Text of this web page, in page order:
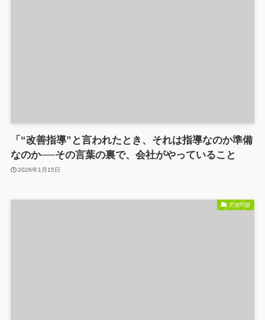
「“改善指導”と言われたとき、それは指導なのか準備
なのか──その言葉の裏で、会社がやっていること
2026年1月15日
労使問題